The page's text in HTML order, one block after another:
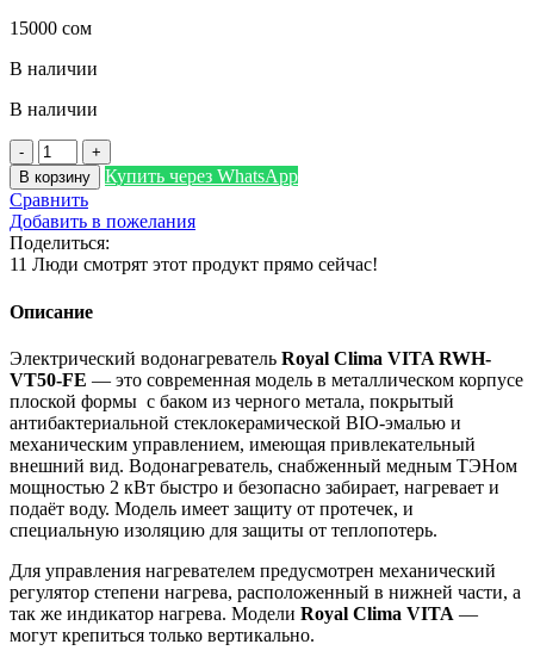
15000 сом
В наличии
В наличии
Количество
товара
Royal
Clima
VITA
RWH-
VT50-
В корзину
Купить через WhatsApp
Сравнить
Добавить в пожелания
Поделиться:
11 Люди смотрят этот продукт прямо сейчас!
Описание
Электрический водонагреватель Royal Clima VITA RWH-
VT50-FE — это современная модель в металлическом корпусе
плоской формы с баком из черного метала, покрытый
антибактериальной стеклокерамической BIO-эмалью и
механическим управлением, имеющая привлекательный
внешний вид. Водонагреватель, снабженный медным ТЭНом
мощностью 2 кВт быстро и безопасно забирает, нагревает и
подаёт воду. Модель имеет защиту от протечек, и
специальную изоляцию для защиты от теплопотерь.
Для управления нагревателем предусмотрен механический
регулятор степени нагрева, расположенный в нижней части, а
так же индикатор нагрева. Модели Royal Clima VITA —
могут крепиться только вертикально.